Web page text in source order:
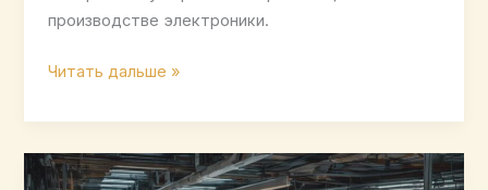
производстве электроники.
7
преимуществ
сборки
для
Читать дальше »